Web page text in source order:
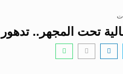
تحت المجهر..